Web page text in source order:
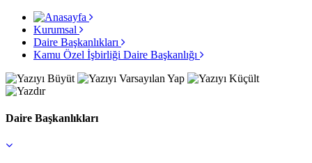
Kurumsal
Daire Başkanlıkları
Kamu Özel İşbirliği Daire Başkanlığı
Daire Başkanlıkları